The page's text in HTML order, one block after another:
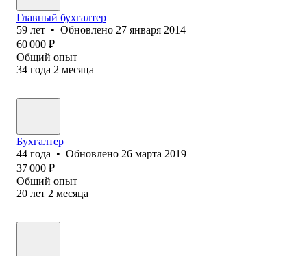
Главный бухгалтер
59 лет • Обновлено 27 января 2014
60 000 ₽
Общий опыт
34 года 2 месяца
Бухгалтер
44 года • Обновлено 26 марта 2019
37 000 ₽
Общий опыт
20 лет 2 месяца